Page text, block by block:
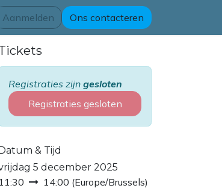
Aanmelden Ons contacteren
Registraties zijn gesloten
Registraties gesloten
& Tijd
5 december 2025
11:30 14:00 (Europe/Brussels)